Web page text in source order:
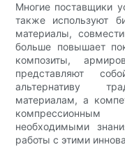
Многие поставщики
также используют
материалы,
больше повышает
композиты,
представляют
альтернативу
материалам, а
необходимыми
работы с этими